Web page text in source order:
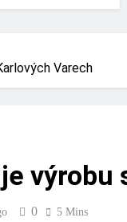
Varech
0 5 Mins